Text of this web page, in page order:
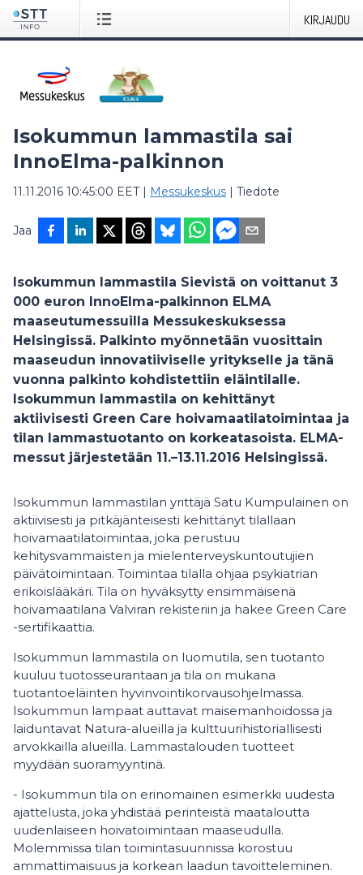
KIRJAUDU
Isokummun lammastila sai
InnoElma-palkinnon
11.11.2016 10:45:00 EET| Messukeskus | Tiedote
Jaa
Isokummun lammastila Sievistä on voittanut 3
000 euron InnoElma-palkinnon ELMA
maaseutumessuilla Messukeskuksessa
Helsingissä. Palkinto myönnetään vuosittain
maaseudun innovatiiviselle yritykselle ja tänä
vuonna palkinto kohdistettiin eläintilalle.
Isokummun lammastila on kehittänyt
aktiivisesti Green Care hoivamaatilatoimintaa ja
tilan lammastuotanto on korkeatasoista. ELMA-
messut järjestetään 11.–13.11.2016 Helsingissä.
Isokummun lammastilan yrittäjä Satu Kumpulainen on
aktiivisesti ja pitkäjänteisesti kehittänyt tilallaan
hoivamaatilatoimintaa, joka perustuu
kehitysvammaisten ja mielenterveyskuntoutujien
päivätoimintaan. Toimintaa tilalla ohjaa psykiatrian
erikoislääkäri. Tila on hyväksytty ensimmäisenä
hoivamaatilana Valviran rekisteriin ja hakee Green Care
-sertifikaattia.
Isokummun lammastila on luomutila, sen tuotanto
kuuluu tuotosseurantaan ja tila on mukana
tuotantoeläinten hyvinvointikorvausohjelmassa.
Isokummun lampaat auttavat maisemanhoidossa ja
laiduntavat Natura-alueilla ja kulttuurihistoriallisesti
arvokkailla alueilla. Lammastalouden tuotteet
myydään suoramyyntinä.
- Isokummun tila on erinomainen esimerkki uudesta
ajattelusta, joka yhdistää perinteistä maataloutta
uudenlaiseen hoivatoimintaan maaseudulla.
Molemmissa tilan toimintasuunnissa korostuu
ammattimaisuus ja korkean laadun tavoitteleminen.